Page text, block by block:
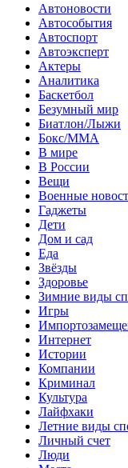
Автоновости
Автособытия
Автоспорт
Автоэксперт
Актеры
Аналитика
Баскетбол
Безумный мир
Биатлон/Лыжи
Бокс/MMA
В мире
В России
Вещи
Военные
Гаджеты
Дети
Дом и сад
Еда
Звёзды
Здоровье
Зимние виды
Игры
Интернет
Истории
Компании
Криминал
Культура
Лайфхаки
Летние виды
Личный счет
Люди